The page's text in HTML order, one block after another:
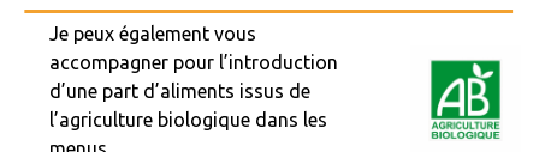
Je peux également vous
accompagner pour l’introduction
d’une part d’aliments issus de
l’agriculture biologique dans les